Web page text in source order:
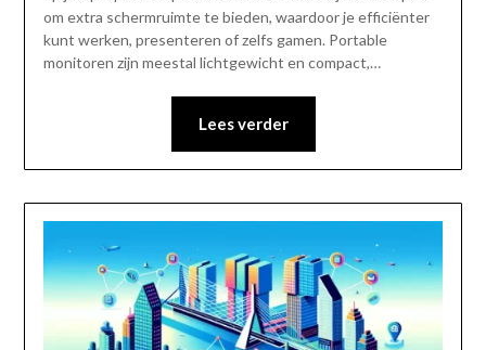
om extra schermruimte te bieden, waardoor je efficiënter
kunt werken, presenteren of zelfs gamen. Portable
monitoren zijn meestal lichtgewicht en compact,…
Lees verder